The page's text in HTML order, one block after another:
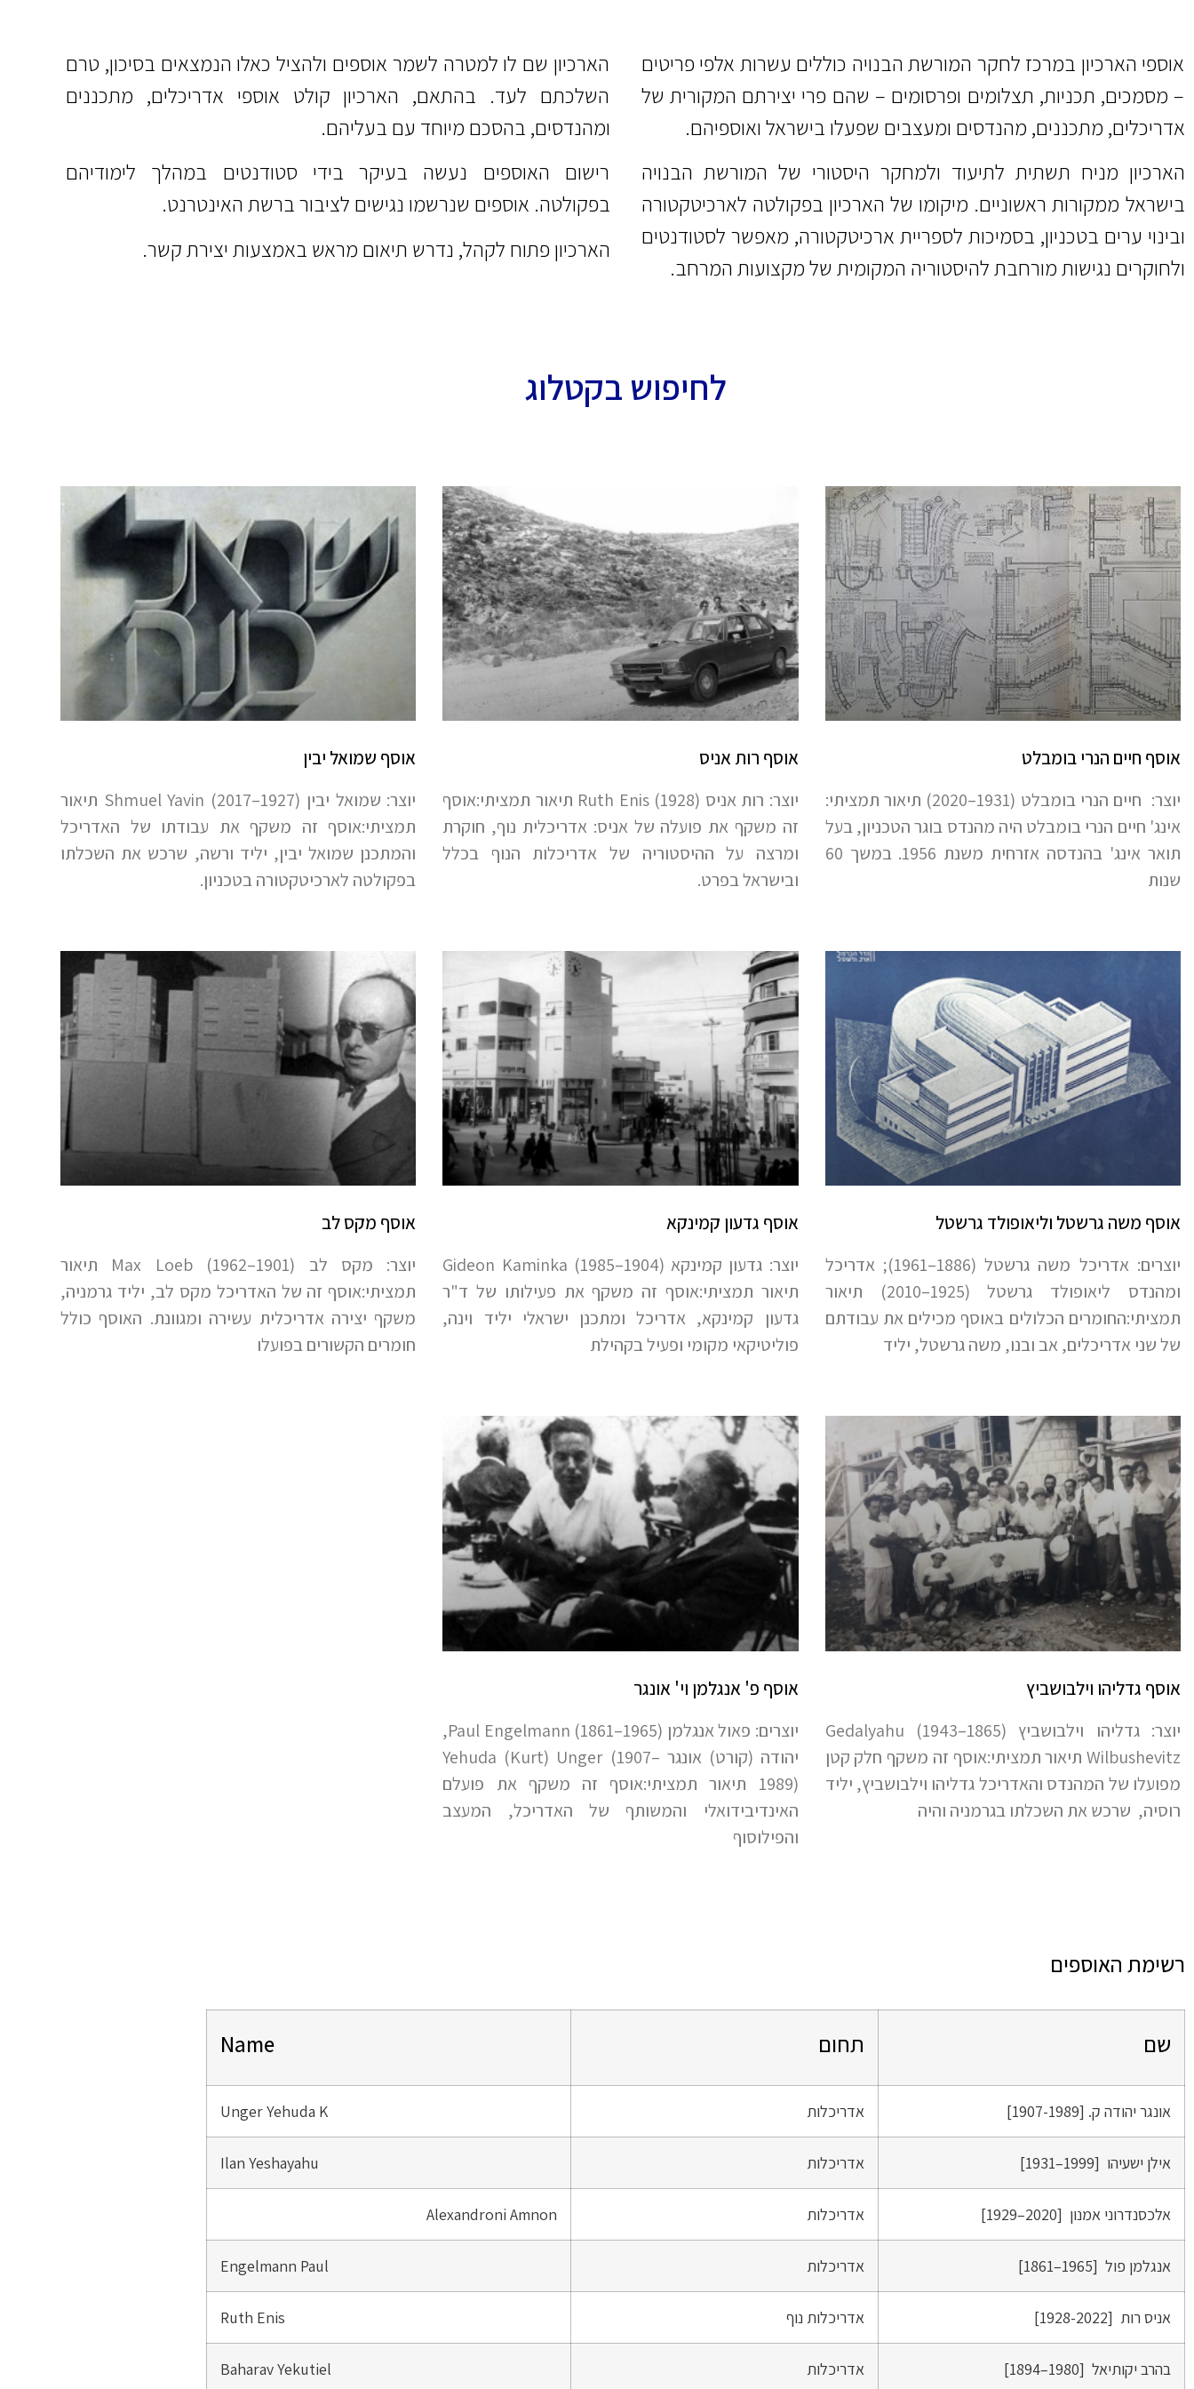
אוספי הארכיון במרכז לחקר המורשת הבנויה כוללים עשרות אלפי פריטים
– מסמכים, תכניות, תצלומים ופרסומים – שהם פרי יצירתם המקורית של
אדריכלים, מתכננים, מהנדסים ומעצבים שפעלו בישראל ואוספיהם.
הארכיון מניח תשתית לתיעוד ולמחקר היסטורי של המורשת הבנויה
בישראל ממקורות ראשוניים. מיקומו של הארכיון בפקולטה לארכיטקטורה
ובינוי ערים בטכניון, בסמיכות לספריית ארכיטקטורה, מאפשר לסטודנטים
ולחוקרים נגישות מורחבת להיסטוריה המקומית של מקצועות המרחב.
הארכיון שם לו למטרה לשמר אוספים ולהציל כאלו הנמצאים בסיכון, טרם
השלכתם לעד. בהתאם, הארכיון קולט אוספי אדריכלים, מתכננים
ומהנדסים, בהסכם מיוחד עם בעליהם.
רישום האוספים נעשה בעיקר בידי סטודנטים במהלך לימודיהם
בפקולטה. אוספים שנרשמו נגישים לציבור ברשת האינטרנט.
הארכיון פתוח לקהל, נדרש תיאום מראש באמצעות יצירת קשר.
לחיפוש בקטלוג
אוסף חיים הנרי בומבלט
יוצר: חיים הנרי בומבלט (1931–2020) תיאור תמציתי:
אינג' חיים הנרי בומבלט היה מהנדס בוגר הטכניון, בעל
תואר אינג' בהנדסה אזרחית משנת 1956. במשך 60
שנות
אוסף רות אניס
יוצר: רות אניס Ruth Enis (1928) תיאור תמציתי:אוסף
זה משקף את פועלה של אניס: אדריכלית נוף, חוקרת
ומרצה על ההיסטוריה של אדריכלות הנוף בכלל
ובישראל בפרט.
אוסף שמואל יבין
יוצר: שמואל יבין (1927–2017) Shmuel Yavin תיאור
תמציתי:אוסף זה משקף את עבודתו של האדריכל
והמתכנן שמואל יבין, יליד ורשה, שרכש את השכלתו
בפקולטה לארכיטקטורה בטכניון.
אוסף משה גרשטל וליאופולד גרשטל
יוצרים: אדריכל משה גרשטל (1886–1961); אדריכל
ומהנדס ליאופולד גרשטל (1925–2010) תיאור
תמציתי:החומרים הכלולים באוסף מכילים את עבודתם
של שני אדריכלים, אב ובנו, משה גרשטל, יליד
אוסף גדעון קמינקא
יוצר: גדעון קמינקא Gideon Kaminka (1985–1904)
תיאור תמציתי:אוסף זה משקף את פעילותו של ד"ר
גדעון קמינקא, אדריכל ומתכנן ישראלי יליד וינה,
פוליטיקאי מקומי ופעיל בקהילת
אוסף מקס לב
יוצר: מקס לב Max Loeb (1962–1901) תיאור
תמציתי:אוסף זה של האדריכל מקס לב, יליד גרמניה,
משקף יצירה אדריכלית עשירה ומגוונת. האוסף כולל
חומרים הקשורים בפועלו
אוסף גדליהו וילבושביץ
יוצר: גדליהו וילבושביץ (1865–1943) Gedalyahu
Wilbushevitz תיאור תמציתי:אוסף זה משקף חלק קטן
מפועלו של המהנדס והאדריכל גדליהו וילבושביץ, יליד
רוסיה, שרכש את השכלתו בגרמניה והיה
אוסף פ' אנגלמן וי' אונגר
יוצרים: פאול אנגלמן Paul Engelmann (1861–1965),
יהודה (קורט) אונגר Yehuda (Kurt) Unger (1907–
1989) תיאור תמציתי:אוסף זה משקף את פועלם
האינדיבידואלי והמשותף של האדריכל, המעצב
והפילוסוף
רשימת האוספים
שם תחום Name
אונגר יהודה ק. [1907-1989] אדריכלות Unger Yehuda K
אילן ישעיהו [1999–1931] אדריכלות Ilan Yeshayahu
אלכסנדרוני אמנון [2020–1929] אדריכלות Alexandroni Amnon
אנגלמן פול [1965–1861] אדריכלות Engelmann Paul
אניס רות [1928-2022] אדריכלות נוף Ruth Enis
בהרב יקותיאל [1980–1894] אדריכלות Baharav Yekutiel